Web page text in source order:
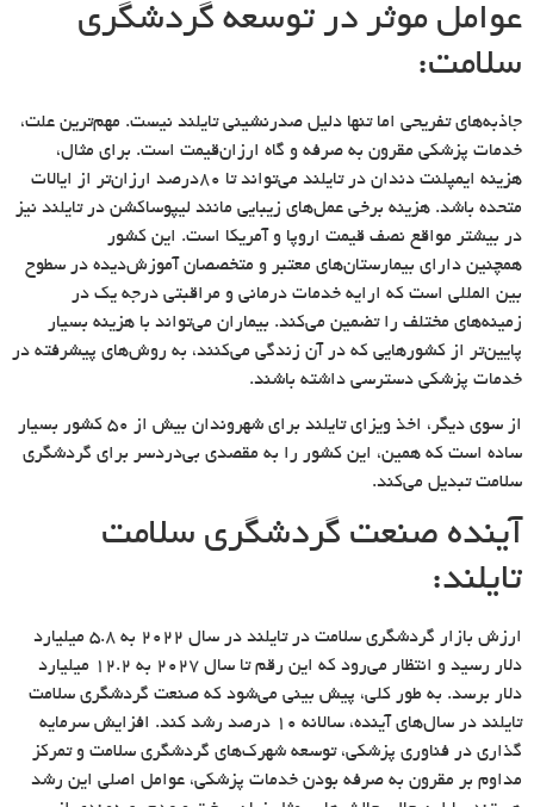
عوامل موثر در توسعه گردشگری
سلامت:
جاذبه‌های تفریحی اما تنها دلیل صدرنشینی تایلند نیست. مهم‌ترین علت،
خدمات پزشکی مقرون به صرفه و گاه ارزان‌قیمت است. برای مثال،
هزینه ایمپلنت دندان در تایلند می‌تواند تا ۸۰درصد ارزان‌تر از ایالات
متحده باشد. هزینه برخی عمل‌های زیبایی مانند لیپوساکشن در تایلند نیز
در بیشتر مواقع نصف قیمت اروپا و آمریکا است. این کشور
همچنین دارای بیمارستان‌های معتبر و متخصصان آموزش‌دیده در سطوح
بین المللی است که ارایه خدمات درمانی و مراقبتی درجه یک در
زمینه‌های مختلف را تضمین می‌کند. بیماران می‌تواند با هزینه بسیار
پایین‌تر از کشورهایی که در آن زندگی می‌کنند، به روش‌های پیشرفته در
خدمات پزشکی دسترسی داشته باشند.
از سوی دیگر، اخذ ویزای تایلند برای شهروندان بیش از ۵۰ کشور بسیار
ساده است که همین، این کشور را به مقصدی بی‌دردسر برای گردشگری
سلامت تبدیل می‌کند.
آینده صنعت گردشگری سلامت
تایلند:
ارزش بازار گردشگری سلامت در تایلند در سال ۲۰۲۲ به ۵.۸ میلیارد
دلار رسید و انتظار می‌رود که این رقم تا سال ۲۰۲۷ به ۱۲.۲ میلیارد
دلار برسد. به طور کلی، پیش بینی می‌شود که صنعت گردشگری سلامت
تایلند در سال‌های آینده، سالانه ۱۰ درصد رشد کند. افزایش سرمایه
گذاری در فناوری پزشکی، توسعه شهرک‌های گردشگری سلامت و تمرکز
مداوم بر مقرون به صرفه بودن خدمات پزشکی، عوامل اصلی این رشد